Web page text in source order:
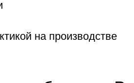
на производстве